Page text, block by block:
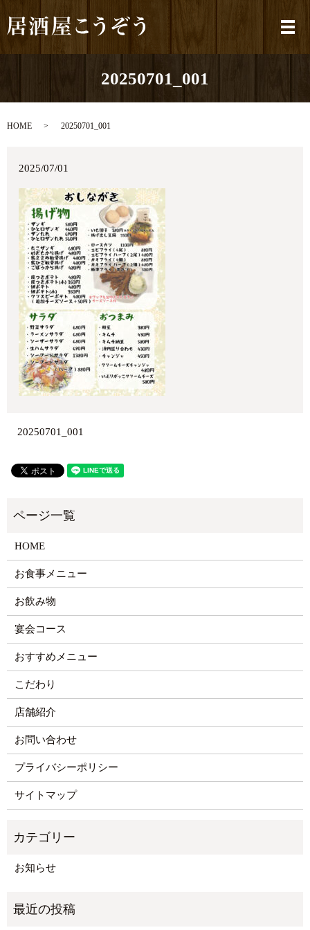
メ
20250701_001
HOME 20250701_001
2025/07/01
20250701_001
HOME
お食事メニュー
お飲み物
宴会コース
おすすめメニュー
こだわり
店舗紹介
お問い合わせ
プライバシーポリシー
サイトマップ
お知らせ